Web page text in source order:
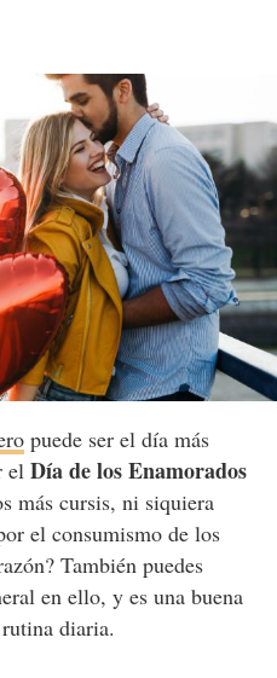
puede ser el día más
el Día de los Enamorados
más cursis, ni siquiera
el consumismo de los
También puedes
en ello, y es una buena
diaria.